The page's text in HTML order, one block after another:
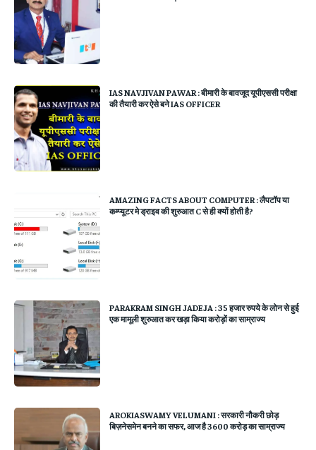
IAS NAVJIVAN PAWAR : बीमारी के बावजूद यूपीएससी परीक्षा
की तैयारी कर ऐसे बने IAS OFFICER
AMAZING FACTS ABOUT COMPUTER : लैपटॉप या
कम्‍प्‍यूटर मे ड्राइव की शुरुआत C से ही क्‍यों होती है?
PARAKRAM SINGH JADEJA : 35 हजार रुपये के लोन से हुई
एक मामूली शुरुआत कर खड़ा किया करोड़ों का साम्राज्य
AROKIASWAMY VELUMANI : सरकारी नौकरी छोड़
बिज़नेसमेन बनने का सफर, आज है 3600 करोड़ का साम्राज्य